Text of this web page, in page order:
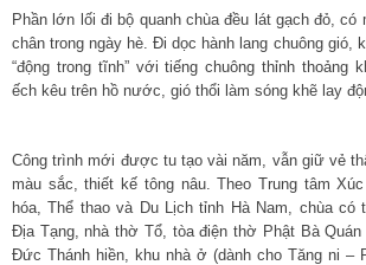
Phần lớn lối đi bộ quanh chùa đều lát gạch đỏ, có
chân trong ngày hè. Đi dọc hành lang chuông gió,
“động trong tĩnh” với tiếng chuông thỉnh thoảng
ếch kêu trên hồ nước, gió thổi làm sóng khẽ lay
Công trình mới được tu tạo vài năm, vẫn giữ vẻ
màu sắc, thiết kế tông nâu. Theo Trung tâm
hóa, Thể thao và Du Lịch tỉnh Hà Nam, chùa
Địa Tạng, nhà thờ Tổ, tòa điện thờ Phật Bà
Đức Thánh hiền, khu nhà ở (dành cho Tăng ni –